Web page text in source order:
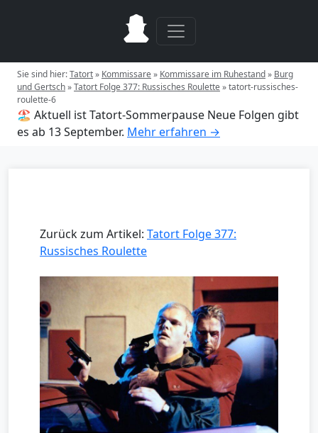
Sie sind hier:Tatort» Kommissare» Kommissare im Ruhestand» Burg
und Gertsch»Tatort Folge 377: Russisches Roulette»tatort-russisches-
roulette-6
🏖️ Aktuell ist Tatort-Sommerpause Neue Folgen gibt
es ab 13 September. Mehr erfahren →
Zurück zum Artikel: Tatort Folge 377:
Russisches Roulette